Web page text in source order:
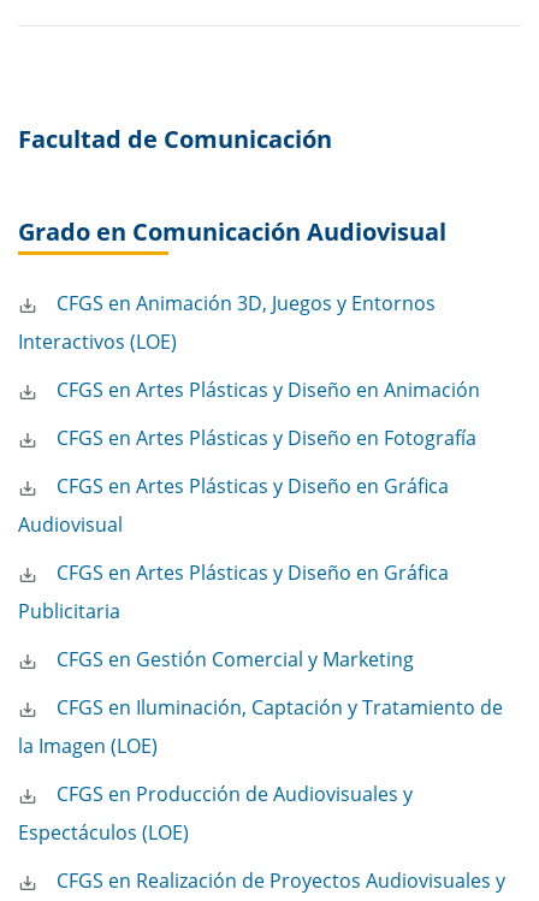
Facultad de Comunicación
Grado en Comunicación Audiovisual
CFGS en Animación 3D, Juegos y Entornos
Interactivos (LOE)
CFGS en Artes Plásticas y Diseño en Animación
CFGS en Artes Plásticas y Diseño en Fotografía
CFGS en Artes Plásticas y Diseño en Gráfica
Audiovisual
CFGS en Artes Plásticas y Diseño en Gráfica
Publicitaria
CFGS en Gestión Comercial y Marketing
CFGS en Iluminación, Captación y Tratamiento de
la Imagen (LOE)
CFGS en Producción de Audiovisuales y
Espectáculos (LOE)
CFGS en Realización de Proyectos Audiovisuales y